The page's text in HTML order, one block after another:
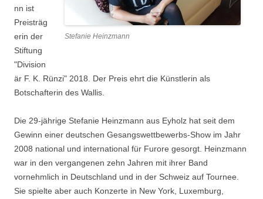
Stefanie Heinzmann
nn ist
Preisträg
erin der
Stiftung
"Division
är F. K. Rünzi" 2018. Der Preis ehrt die Künstlerin als
Botschafterin des Wallis.
Die 29-jährige Stefanie Heinzmann aus Eyholz hat seit dem
Gewinn einer deutschen Gesangswettbewerbs-Show im Jahr
2008 national und international für Furore gesorgt. Heinzmann
war in den vergangenen zehn Jahren mit ihrer Band
vornehmlich in Deutschland und in der Schweiz auf Tournee.
Sie spielte aber auch Konzerte in New York, Luxemburg,